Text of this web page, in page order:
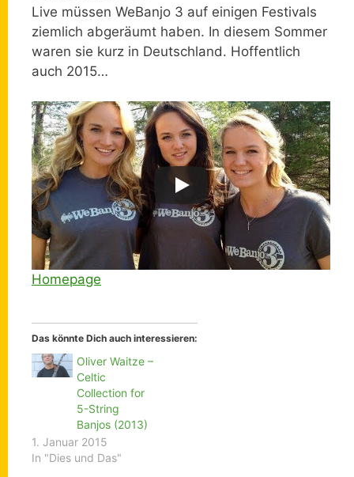
Live müssen WeBanjo 3 auf einigen Festivals
ziemlich abgeräumt haben. In diesem Sommer
waren sie kurz in Deutschland. Hoffentlich
auch 2015…
Homepage
Das könnte Dich auch interessieren:
Oliver Waitze –
Celtic
Collection for
5-String
Banjos (2013)
1. Januar 2015
In "Dies und Das"